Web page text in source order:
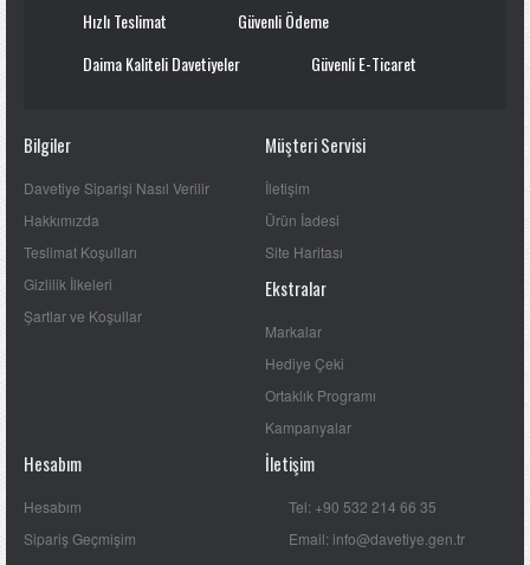
Hızlı Teslimat
Güvenli Ödeme
Daima Kaliteli Davetiyeler
Güvenli E-Ticaret
Bilgiler
Davetiye Siparişi Nasıl Verilir
Hakkımızda
Teslimat Koşulları
Gizlilik İlkeleri
Şartlar ve Koşullar
Müşteri Servisi
İletişim
Ürün İadesi
Site Haritası
Ekstralar
Markalar
Hediye Çeki
Ortaklık Programı
Kampanyalar
Hesabım
Hesabım
Sipariş Geçmişim
İletişim
Tel: +90 532 214 66 35
Email: info@davetiye.gen.tr